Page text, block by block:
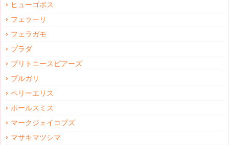
ヒューゴボス
フェラーリ
フェラガモ
プラダ
ブリトニースピアーズ
ブルガリ
ペリーエリス
ポールスミス
マークジェイコブズ
マサキマツシマ